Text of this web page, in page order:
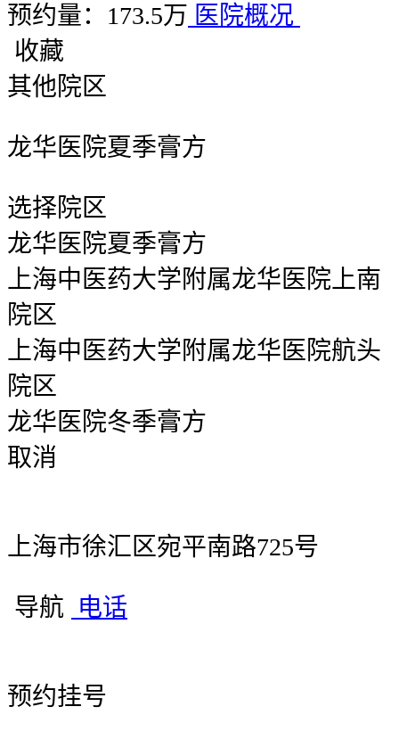
预约量：173.5万 医院概况
收藏
其他院区
龙华医院夏季膏方
选择院区
龙华医院夏季膏方
上海中医药大学附属龙华医院上南
院区
上海中医药大学附属龙华医院航头
院区
龙华医院冬季膏方
取消
上海市徐汇区宛平南路725号
导航 电话
预约挂号